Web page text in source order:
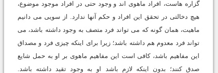
گزاره هاست، افراد ماهوی اند و وجود حتی در افراد موجود موضوع،
هیچ دخالتی در تحقق این افراد و حکم آنها ندارد. از سویی می دانیم
ماهیت، همان گونه که می تواند فرد متصف به وجود داشته باشد، می
تواند فرد معدوم هم داشته باشد؛ زیرا برای اینکه چیزی فرد و مصداق
این مفاهیم باشد، کافی است این مفاهیم ماهوی بر او به حمل شایع
صدق کنند؛ بدون اینکه لازم باشد او به وجود تقید داشته باشد.